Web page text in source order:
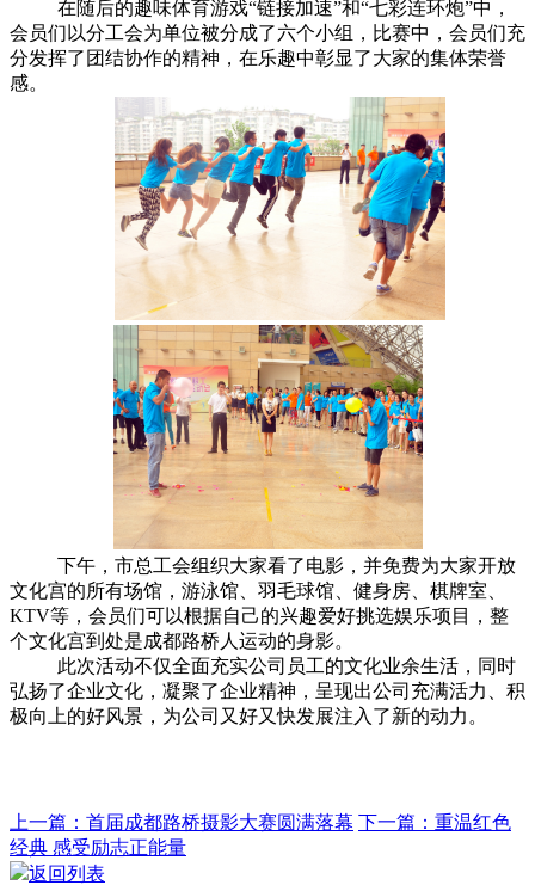
在随后的趣味体育游戏“链接加速”和“七彩连环炮”中，
会员们以分工会为单位被分成了六个小组，比赛中，会员们充
分发挥了团结协作的精神，在乐趣中彰显了大家的集体荣誉
感。
下午，市总工会组织大家看了电影，并免费为大家开放
文化宫的所有场馆，游泳馆、羽毛球馆、健身房、棋牌室、
KTV等，会 员们可以根据自己的兴趣爱好挑选娱乐项目，整
个文化宫到处是成都路桥人运动的身影。
此次活动不仅全面充实公司员工的文化业余生活，同时
弘扬了企业文化，凝聚了企业精神，呈现出公司充满活力、积
极向上的好风景，为公司又好又快发展注入了新的动力。
上一篇：首届成都路桥摄影大赛圆满落幕 下一篇：重温红色
经典 感受励志正能量
返回列表